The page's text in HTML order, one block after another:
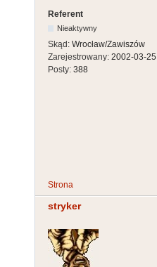
Referent
Nieaktywny
Skąd: Wrocław/Zawiszów
Zarejestrowany: 2002-03-25
Posty: 388
Strona
stryker